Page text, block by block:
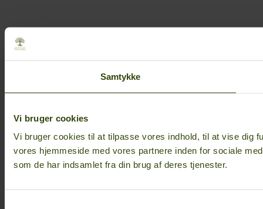
Samtykke
Vi bruger cookies
Vi bruger cookies til at tilpasse vores indhold, til at vise dig
vores hjemmeside med vores partnere inden for sociale
som de har indsamlet fra din brug af deres tjenester.